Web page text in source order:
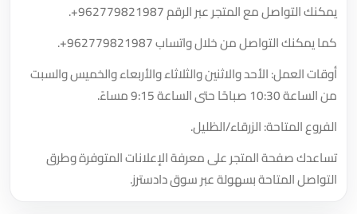
يمكنك التواصل مع المتجر عبر الرقم+962779821987
.
كما يمكنك التواصل من خلال واتساب+962779821987
.
أوقات العمل: الأحد والاثنين والثلاثاء والأربعاء والخميس والسبت
من الساعة 10:30 صباحًا حتى الساعة 9:15 مساءً.
الفروع المتاحة: الزرقاء/الظليل.
تساعدك صفحة المتجر على معرفة الإعلانات المتوفرة وطرق
التواصل المتاحة بسهولة عبر سوق دادسترز.